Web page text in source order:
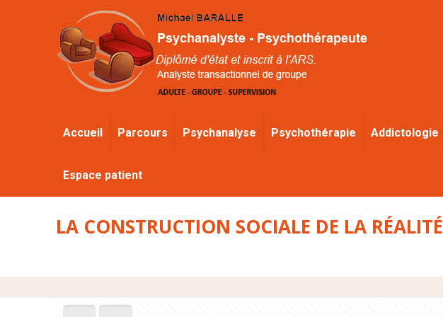
Accueil Parcours Psychanalyse Psychothérapie Addictologie
Espace patient
LA CONSTRUCTION SOCIALE DE LA RÉALITÉ